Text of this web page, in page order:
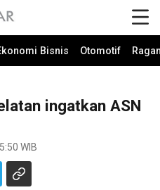
Bisnis Otomotif
ingatkan ASN
WIB